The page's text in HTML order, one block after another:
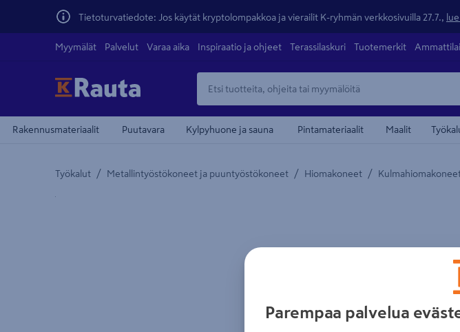
Tietoturvatiedote: Jos käytät kryptolompakkoa ja vierailit K-ryhmän verkkosivuilla 27.7.,
Myymälät Palvelut Varaa aika Inspiraatio ja ohjeet Terassilaskuri Tuotemerkit
Rakennusmateriaalit Puutavara Kylpyhuone ja sauna Pintamateriaalit Maalit
Työkalut / Metallintyöstökoneet ja puuntyöstökoneet / Hiomakoneet /
Yksityiskohtainen kuvaus löytyy Tuotteen kuvaus -maamerkistä
Parempaa palvelua